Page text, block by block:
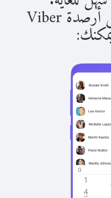
بمجرد حصولك على أرصدة Viber